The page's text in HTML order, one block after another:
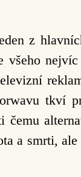
z
všeho
tkví
čemu
a smrti,